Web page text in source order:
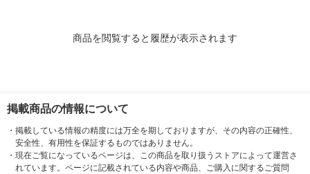
商品を閲覧すると履歴が表示されます
掲載商品の情報について
・ 掲載している情報の精度には万全を期しておりますが、その内容の正確性、
安全性、有用性を保証するものではありません。
・ 現在ご覧になっているページは、この商品を取り扱うストアによって運営さ
れています。ページに記載されている内容や商品、ご購入に関するご質問